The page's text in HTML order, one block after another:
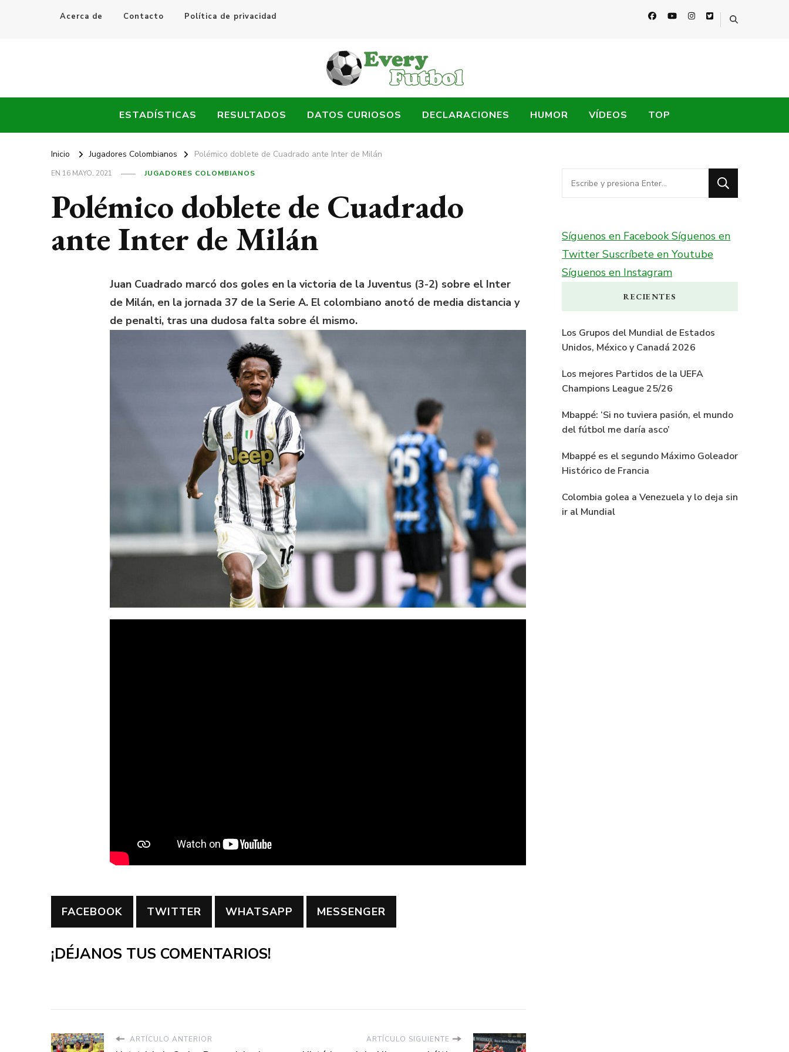
Acerca de Contacto Política de privacidad
Every Fútbol
ESTADÍSTICAS RESULTADOS DATOS CURIOSOS DECLARACIONES HUMOR VÍDEOS TOP
Inicio Jugadores Colombianos Polémico doblete de Cuadrado ante Inter de Milán
EN 16 MAYO, 2021 JUGADORES COLOMBIANOS
Polémico doblete de Cuadrado
ante Inter de Milán
Juan Cuadrado marcó dos goles en la victoria de la Juventus (3-2) sobre el Inter
de Milán, en la jornada 37 de la Serie A. El colombiano anotó de media distancia y
de penalti, tras una dudosa falta sobre él mismo.
FACEBOOK TWITTER WHATSAPP MESSENGER
¡DÉJANOS TUS COMENTARIOS!
ARTÍCULO ANTERIOR ARTÍCULO SIGUIENTE
¿Buscas
algo?
Síguenos en FacebookSíguenos en
Twitter Suscríbete en Youtube
Síguenos en Instagram
RECIENTES
Los Grupos del Mundial de Estados
Unidos, México y Canadá 2026
Los mejores Partidos de la UEFA
Champions League 25/26
Mbappé: ‘Si no tuviera pasión, el mundo
del fútbol me daría asco’
Mbappé es el segundo Máximo Goleador
Histórico de Francia
Colombia golea a Venezuela y lo deja sin
ir al Mundial